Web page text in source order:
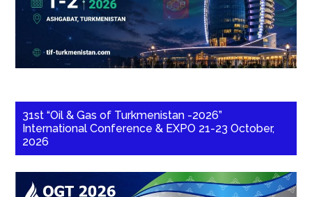
31st “Oil & Gas of Turkmenistan -2026”
International Conference & EXPO 21-23 October,
2026